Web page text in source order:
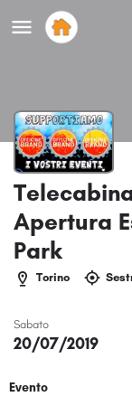
Apertura
Park
Torino
Sabato
20/07/2019
Evento